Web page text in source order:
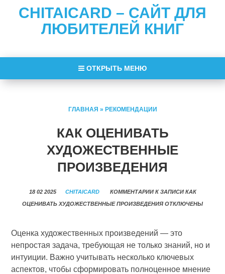
CHITAICARD – САЙТ ДЛЯ
ЛЮБИТЕЛЕЙ КНИГ
ОТКРЫТЬ МЕНЮ
ГЛАВНАЯ » РЕКОМЕНДАЦИИ
КАК ОЦЕНИВАТЬ
ХУДОЖЕСТВЕННЫЕ
ПРОИЗВЕДЕНИЯ
18 02 2025 CHITAICARD КОММЕНТАРИИК ЗАПИСИ КАК
ОЦЕНИВАТЬ ХУДОЖЕСТВЕННЫЕ ПРОИЗВЕДЕНИЯ ОТКЛЮЧЕНЫ
Оценка художественных произведений — это
непростая задача, требующая не только знаний, но и
интуиции. Важно учитывать несколько ключевых
аспектов, чтобы сформировать полноценное мнение